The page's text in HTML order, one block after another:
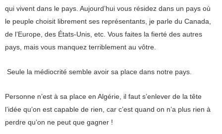
qui vivent dans le pays. Aujourd’hui vous résidez dans un pays où
le peuple choisit librement ses représentants, je parle du Canada,
de l’Europe, des États-Unis, etc. Vous faites la fierté des autres
pays, mais vous manquez terriblement au vôtre.
Seule la médiocrité semble avoir sa place dans notre pays.
Personne n’est à sa place en Algérie, il faut s’enlever de la tête
l’idée qu’on est capable de rien, car c’est quand on n’a plus rien à
perdre qu’on ne peut que gagner !